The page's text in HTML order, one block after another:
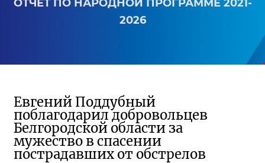
ОТЧЕТ ПО НАРОДНОЙ ПРОГРАММЕ 2021-
2026
Евгений Поддубный
поблагодарил добровольцев
Белгородской области за
мужество в спасении
пострадавших от обстрелов